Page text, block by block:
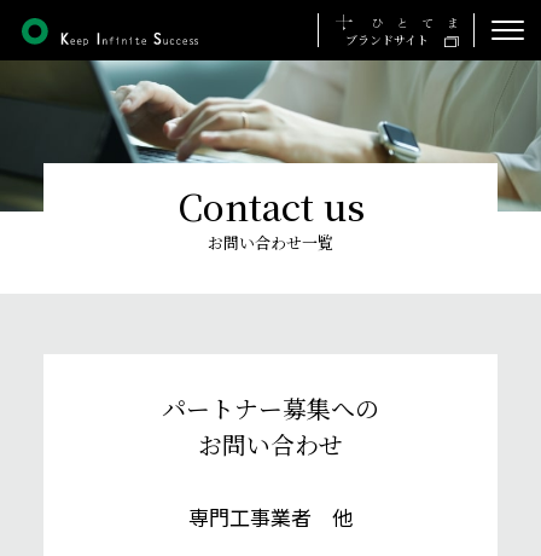
ブランドサイト
ホーム
私たちの想い
採用について
Contact us
お問い合わせ一覧
パートナー募集への
お問い合わせ
専門工事業者 他